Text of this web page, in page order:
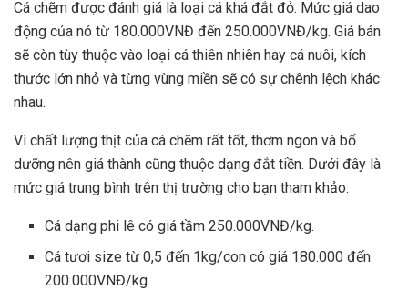
Cá chẽm được đánh giá là loại cá khá đắt đỏ. Mức giá dao
động của nó từ 180.000VNĐ đến 250.000VNĐ/kg. Giá bán
sẽ còn tùy thuộc vào loại cá thiên nhiên hay cá nuôi, kích
thước lớn nhỏ và từng vùng miền sẽ có sự chênh lệch khác
nhau.
Vì chất lượng thịt của cá chẽm rất tốt, thơm ngon và bổ
dưỡng nên giá thành cũng thuộc dạng đắt tiền. Dưới đây là
mức giá trung bình trên thị trường cho bạn tham khảo:
Cá dạng phi lê có giá tầm 250.000VNĐ/kg.
Cá tươi size từ 0,5 đến 1kg/con có giá 180.000 đến
200.000VNĐ/kg.